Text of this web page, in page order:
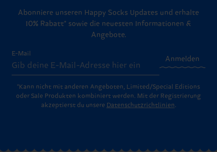
Abonniere unseren Happy Socks Updates und erhalte
10% Rabatt* sowie die neuesten Informationen &
Angebote.
E-Mail
Anmelden
*Kann nicht mit anderen Angeboten, Limited/Special Editions
oder Sale Produkten kombiniert werden. Mit der Registrierung
akzeptierst du unsere Datenschutzrichtlinien.